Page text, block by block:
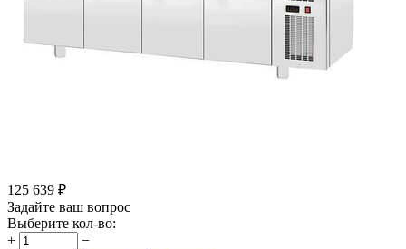
125 639 ₽
Задайте ваш вопрос
Выберите кол-во:
+
−